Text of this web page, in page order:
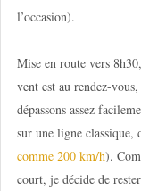
l’occasion).
Mise en route vers
vent est au rendez-
dépassons assez
sur une ligne classique,
comme 200 km/h).
court, je décide de